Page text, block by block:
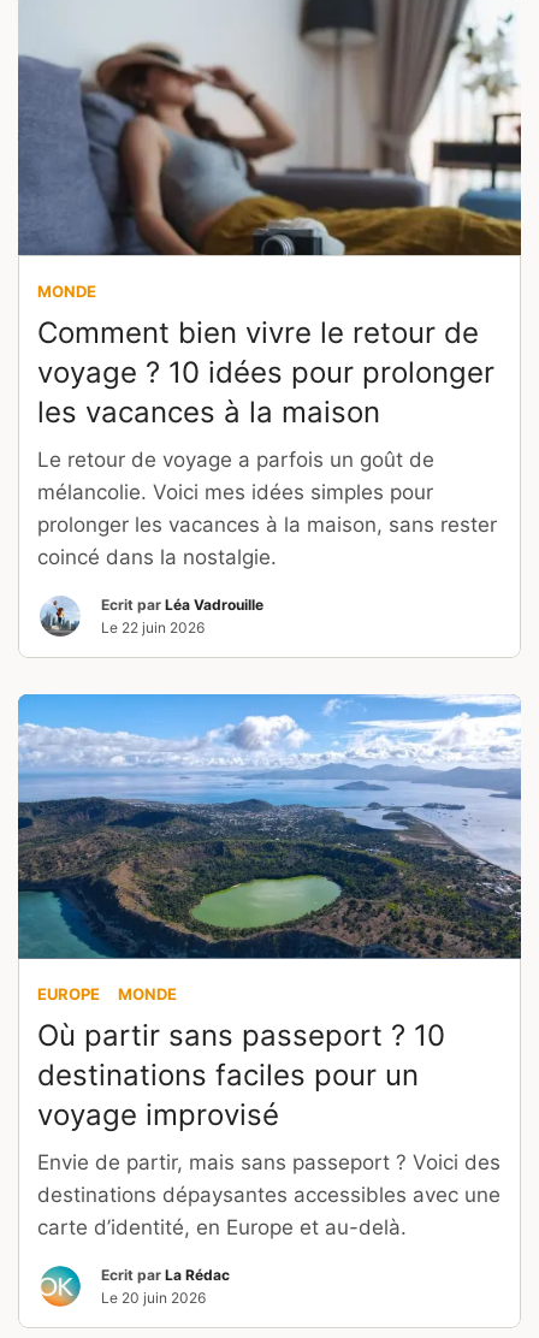
MONDE
Comment bien vivre le retour de
voyage ? 10 idées pour prolonger
les vacances à la maison
Le retour de voyage a parfois un goût de
mélancolie. Voici mes idées simples pour
prolonger les vacances à la maison, sans rester
coincé dans la nostalgie.
Ecrit par Léa Vadrouille
Le 22 juin 2026
EUROPE MONDE
Où partir sans passeport ? 10
destinations faciles pour un
voyage improvisé
Envie de partir, mais sans passeport ? Voici des
destinations dépaysantes accessibles avec une
carte d’identité, en Europe et au-delà.
Ecrit par La Rédac
Le 20 juin 2026